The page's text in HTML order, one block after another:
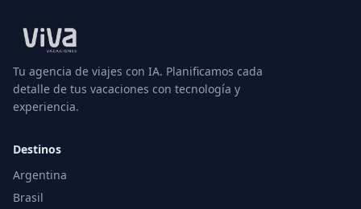
Tu agencia de viajes con IA. Planificamos cada
detalle de tus vacaciones con tecnología y
experiencia.
Destinos
Argentina
Brasil